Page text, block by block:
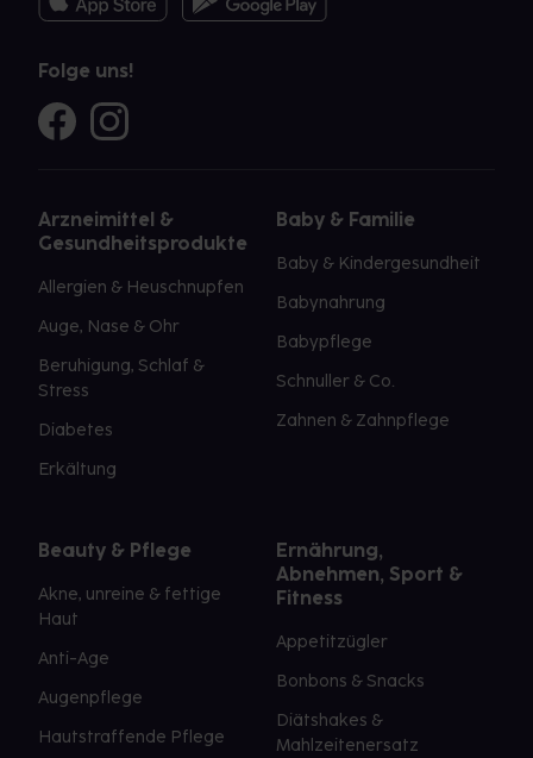
Folge uns!
Arzneimittel &
Gesundheitsprodukte
Allergien & Heuschnupfen
Auge, Nase & Ohr
Beruhigung, Schlaf &
Stress
Diabetes
Erkältung
Baby & Familie
Baby & Kindergesundheit
Babynahrung
Babypflege
Schnuller & Co.
Zahnen & Zahnpflege
Beauty & Pflege
Akne, unreine & fettige
Haut
Anti-Age
Augenpflege
Hautstraffende Pflege
Ernährung,
Abnehmen, Sport &
Fitness
Appetitzügler
Bonbons & Snacks
Diätshakes &
Mahlzeitenersatz